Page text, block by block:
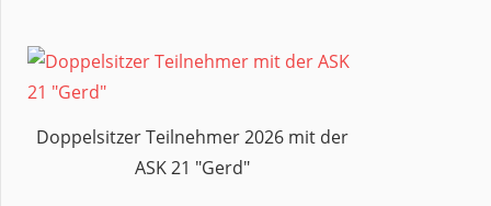
Doppelsitzer Teilnehmer 2026 mit der
ASK 21 "Gerd"